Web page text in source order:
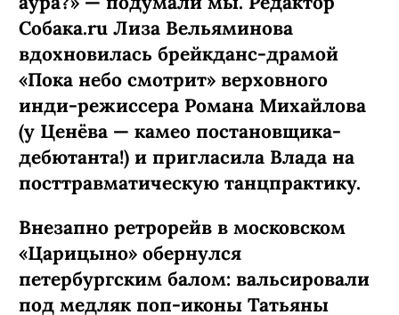
Собака.ru Лиза Вельяминова
вдохновилась брейкданс-­драмой
«Пока небо смотрит» верховного
инди-режиссера Романа Михайлова
(у Ценёва — камео постановщика-
дебютанта!) и пригласила Влада на
посттравматическую танцпрактику.
Внезапно ретрорейв в московском
«Царицыно» обернулся
петербургским балом: вальсировали
под медляк поп-иконы Татьяны